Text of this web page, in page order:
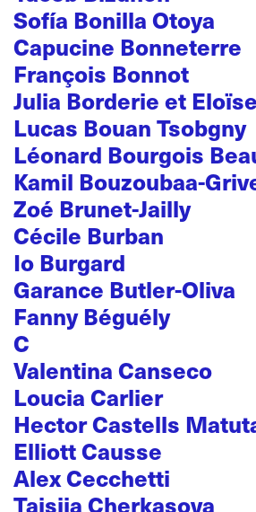
Sofía Bonilla Otoya
Capucine Bonneterre
François Bonnot
Julia Borderie et
Lucas Bouan Tsobgny
Léonard Bourgois
Kamil Bouzoubaa-
Zoé Brunet-Jailly
Cécile Burban
Io Burgard
Garance Butler-Oliva
Fanny Béguély
C
Valentina Canseco
Loucia Carlier
Hector Castells
Elliott Causse
Alex Cecchetti
Taisiia Cherkasova